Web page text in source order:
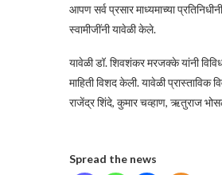
आपण सर्व प्रसार माध्यमाच्या
स्वामीजींनी यावेळी केले.
यावेळी डॉ. शिवशंकर मरजक्के यांनी
माहिती विशद केली. यावेळी प्रास्ताविक
राजेंद्र शिंदे, कुमार चव्हाण, ऋतुराज
Spread the news